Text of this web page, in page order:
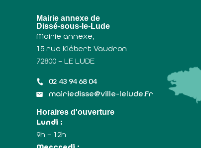
Mairie annexe de
Dissé-sous-le-Lude
Mairie annexe,
15 rue Klébert Vaudron
72800 – LE LUDE
02 43 94 68 04
mairiedisse@ville-lelude.fr
Horaires d'ouverture
Lundi :
9h – 12h